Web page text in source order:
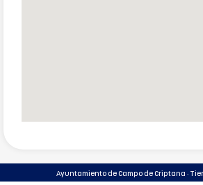
Ayuntamiento de Campo de Criptana ·